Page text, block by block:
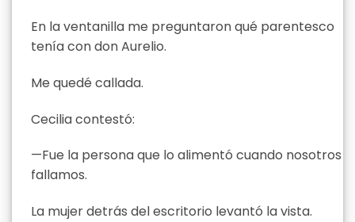
En la ventanilla me preguntaron qué parentesco
tenía con don Aurelio.
Me quedé callada.
Cecilia contestó:
—Fue la persona que lo alimentó cuando nosotros
fallamos.
La mujer detrás del escritorio levantó la vista.